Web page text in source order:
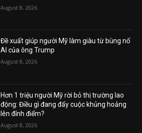
August 8, 2026
Đề xuất giúp người Mỹ làm giàu từ bùng nổ
AI của ông Trump
August 8, 2026
Hơn 1 triệu người Mỹ rời bỏ thị trường lao
động: Điều gì đang đẩy cuộc khủng hoảng
lên đỉnh điểm?
August 8, 2026